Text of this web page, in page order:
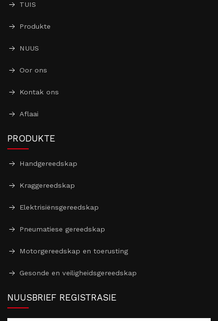
TUIS
Produkte
NUUS
Oor ons
Kontak ons
Aflaai
PRODUKTE
Handgereedskap
Kraggereedskap
Elektrisiënsgereedskap
Pneumatiese gereedskap
Motorgereedskap en toerusting
Gesonde en veiligheidsgereedskap
NUUSBRIEF REGISTRASIE